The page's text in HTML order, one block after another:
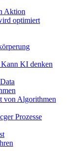
Aktion
optimiert
Kann KI denken
von Algorithmen
Prozesse